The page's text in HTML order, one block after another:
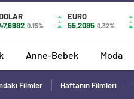
0.15%
EURO
55,2085 0.32%
Anne-Bebek Moda
Filmler Haftanın Filmleri